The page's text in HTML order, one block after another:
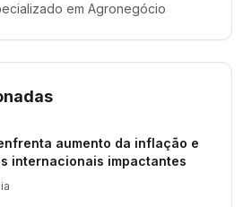
em Agronegócio
aumento da inflação e
internacionais impactantes